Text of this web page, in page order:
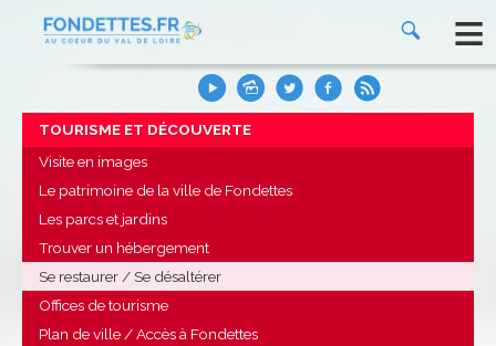
≡
TOURISME ET DÉCOUVERTE
Visite en images
Le patrimoine de la ville de Fondettes
Les parcs et jardins
Trouver un hébergement
Se restaurer / Se désaltérer
Offices de tourisme
Plan de ville / Accès à Fondettes